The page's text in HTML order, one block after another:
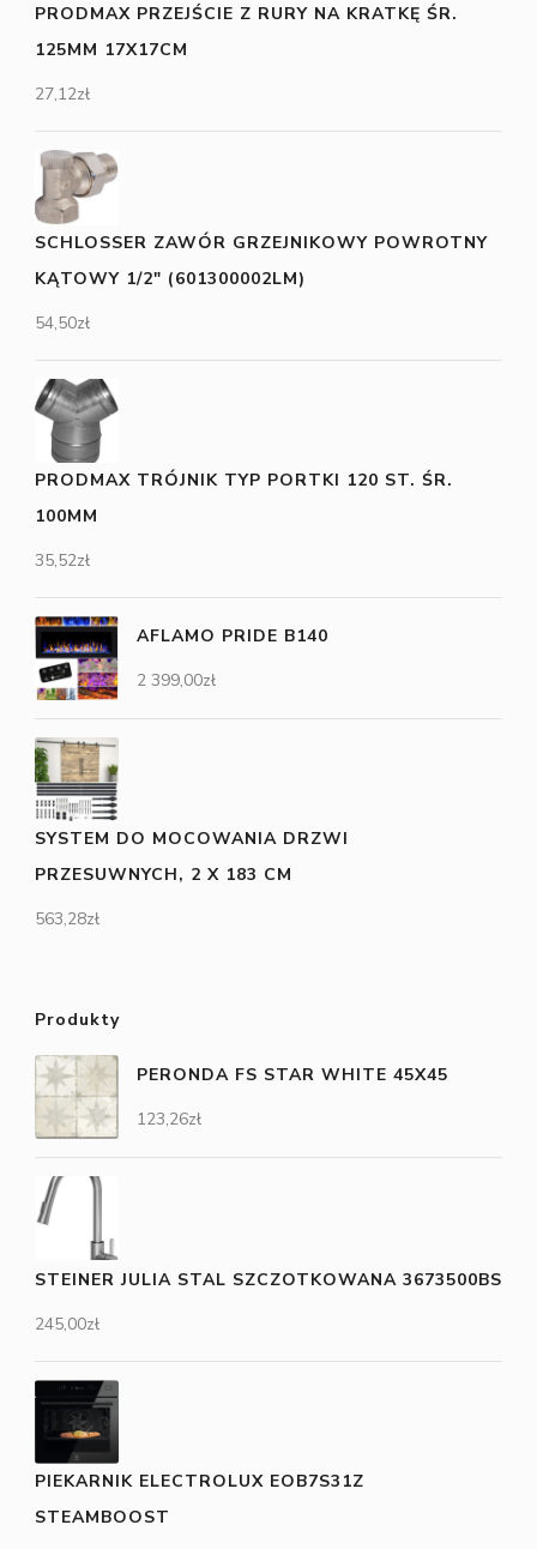
PRODMAX PRZEJŚCIE Z RURY NA KRATKĘ ŚR.
125MM 17X17CM
27,12zł
SCHLOSSER ZAWÓR GRZEJNIKOWY POWROTNY
KĄTOWY 1/2" (601300002LM)
54,50zł
PRODMAX TRÓJNIK TYP PORTKI 120 ST. ŚR.
100MM
35,52zł
AFLAMO PRIDE B140
2 399,00zł
SYSTEM DO MOCOWANIA DRZWI
PRZESUWNYCH, 2 X 183 CM
563,28zł
Produkty
PERONDA FS STAR WHITE 45X45
123,26zł
STEINER JULIA STAL SZCZOTKOWANA 3673500BS
245,00zł
PIEKARNIK ELECTROLUX EOB7S31Z
STEAMBOOST